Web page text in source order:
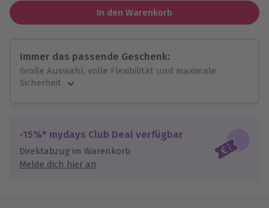
In den Warenkorb
Immer das passende Geschenk:
Große Auswahl, volle Flexibilität und maximale
Sicherheit
Jeder Gutschein für alle Erlebnisse einlösbar.
Maximale Sicherheit
10 Jahre gültig & verlängerbar.
-15%* mydays Club Deal verfügbar
Direktabzug im Warenkorb
Melde dich hier an